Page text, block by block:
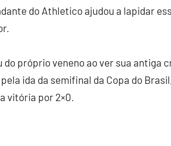
do Athletico ajudou a lapidar
próprio veneno ao ver sua antiga
ida da semifinal da Copa do
vitória por 2×0.